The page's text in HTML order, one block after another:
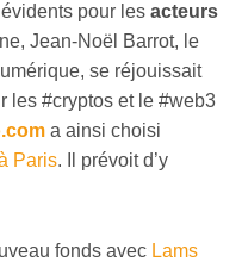
pour les acteurs
Jean-Noël Barrot, le
se réjouissait
les #cryptos et le #web3
a ainsi choisi
Paris. Il prévoit d’y
fonds avec Lams